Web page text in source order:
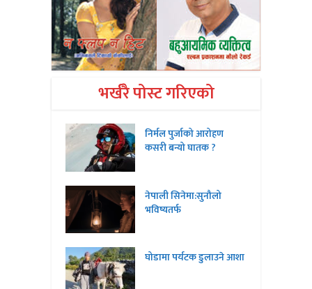
भर्खरै पोस्ट गरिएको
निर्मल पुर्जाको आरोहण
कसरी बन्यो घातक ?
नेपाली सिनेमा:सुनौलो
भविष्यतर्फ
घोडामा पर्यटक डुलाउने आशा